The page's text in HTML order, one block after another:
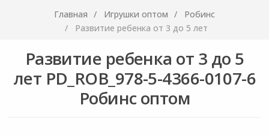
Главная Игрушки оптом
Робинс
Развитие ребенка от 3 до 5 лет
Развитие ребенка от 3 до 5
лет PD_ROB_978-5-4366-0107-6
Робинс оптом